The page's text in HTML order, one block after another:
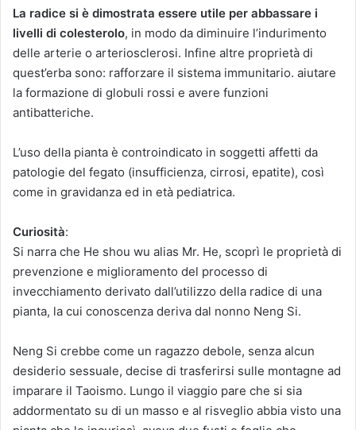
La radice si è dimostrata essere utile per abbassare i
livelli di colesterolo, in modo da diminuire l’indurimento
delle arterie o arteriosclerosi. Infine altre proprietà di
quest’erba sono: rafforzare il sistema immunitario. aiutare
la formazione di globuli rossi e avere funzioni
antibatteriche.
L’uso della pianta è controindicato in soggetti affetti da
patologie del fegato (insufficienza, cirrosi, epatite), così
come in gravidanza ed in età pediatrica.
Curiosità:
Si narra che He shou wu alias Mr. He, scoprì le proprietà di
prevenzione e miglioramento del processo di
invecchiamento derivato dall’utilizzo della radice di una
pianta, la cui conoscenza deriva dal nonno Neng Si.
Neng Si crebbe come un ragazzo debole, senza alcun
desiderio sessuale, decise di trasferirsi sulle montagne ad
imparare il Taoismo. Lungo il viaggio pare che si sia
addormentato su di un masso e al risveglio abbia visto una